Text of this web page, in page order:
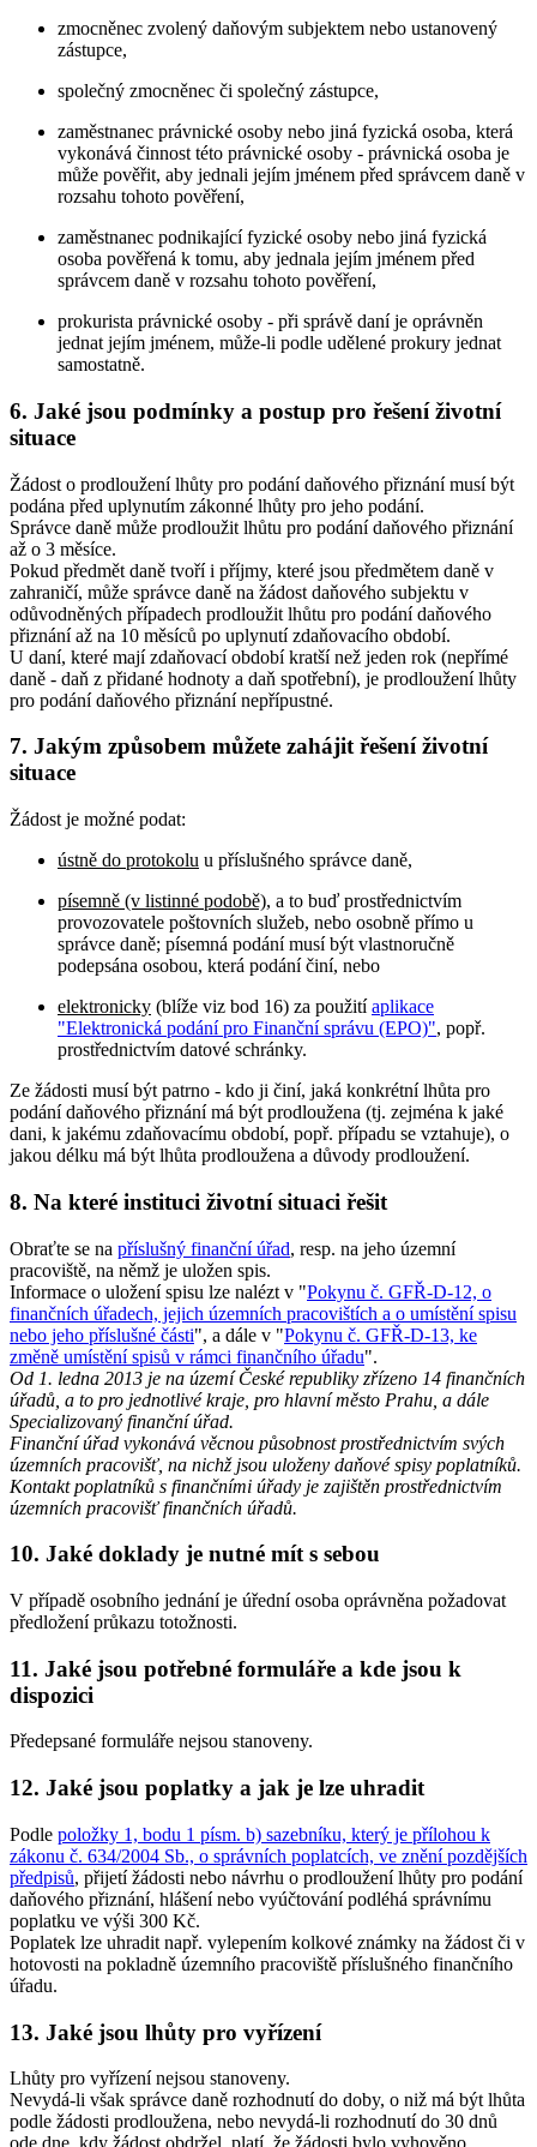
zmocněnec zvolený daňovým subjektem nebo ustanovený
zástupce,
společný zmocněnec či společný zástupce,
zaměstnanec právnické osoby nebo jiná fyzická osoba, která
vykonává činnost této právnické osoby - právnická osoba je
může pověřit, aby jednali jejím jménem před správcem daně v
rozsahu tohoto pověření,
zaměstnanec podnikající fyzické osoby nebo jiná fyzická
osoba pověřená k tomu, aby jednala jejím jménem před
správcem daně v rozsahu tohoto pověření,
prokurista právnické osoby - při správě daní je oprávněn
jednat jejím jménem, může-li podle udělené prokury jednat
samostatně.
6. Jaké jsou podmínky a postup pro řešení životní
situace
Žádost o prodloužení lhůty pro podání daňového přiznání musí být
podána před uplynutím zákonné lhůty pro jeho podání.
Správce daně může prodloužit lhůtu pro podání daňového přiznání
až o 3 měsíce.
Pokud předmět daně tvoří i příjmy, které jsou předmětem daně v
zahraničí, může správce daně na žádost daňového subjektu v
odůvodněných případech prodloužit lhůtu pro podání daňového
přiznání až na 10 měsíců po uplynutí zdaňovacího období.
U daní, které mají zdaňovací období kratší než jeden rok (nepřímé
daně - daň z přidané hodnoty a daň spotřební), je prodloužení lhůty
pro podání daňového přiznání nepřípustné.
7. Jakým způsobem můžete zahájit řešení životní
situace
Žádost je možné podat:
ústně do protokolu u příslušného správce daně,
písemně (v listinné podobě), a to buď prostřednictvím
provozovatele poštovních služeb, nebo osobně přímo u
správce daně; písemná podání musí být vlastnoručně
podepsána osobou, která podání činí, nebo
elektronicky (blíže viz bod 16) za použitíaplikace
"Elektronická podání pro Finanční správu (EPO)", popř.
prostřednictvím datové schránky.
Ze žádosti musí být patrno - kdo ji činí, jaká konkrétní lhůta pro
podání daňového přiznání má být prodloužena (tj. zejména k jaké
dani, k jakému zdaňovacímu období, popř. případu se vztahuje), o
jakou délku má být lhůta prodloužena a důvody prodloužení.
8. Na které instituci životní situaci řešit
Obraťte se na příslušný finanční úřad, resp. na jeho územní
pracoviště, na němž je uložen spis.
Informace o uložení spisu lze nalézt v "Pokynu č. GFŘ-D-12, o
finančních úřadech, jejich územních pracovištích a o umístění spisu
nebo jeho příslušné části", a dále v "Pokynu č. GFŘ-D-13, ke
změně umístění spisů v rámci finančního úřadu".
Od 1. ledna 2013 je na území České republiky zřízeno 14 finančních
úřadů, a to pro jednotlivé kraje, pro hlavní město Prahu, a dále
Specializovaný finanční úřad.
Finanční úřad vykonává věcnou působnost prostřednictvím svých
územních pracovišť, na nichž jsou uloženy daňové spisy poplatníků.
Kontakt poplatníků s finančními úřady je zajištěn prostřednictvím
územních pracovišť finančních úřadů.
10. Jaké doklady je nutné mít s sebou
V případě osobního jednání je úřední osoba oprávněna požadovat
předložení průkazu totožnosti.
11. Jaké jsou potřebné formuláře a kde jsou k
dispozici
Předepsané formuláře nejsou stanoveny.
12. Jaké jsou poplatky a jak je lze uhradit
Podle položky 1, bodu 1 písm. b) sazebníku, který je přílohou k
zákonu č. 634/2004 Sb., o správních poplatcích, ve znění pozdějších
předpisů, přijetí žádosti nebo návrhu o prodloužení lhůty pro podání
daňového přiznání, hlášení nebo vyúčtování podléhá správnímu
poplatku ve výši 300 Kč.
Poplatek lze uhradit např. vylepením kolkové známky na žádost či v
hotovosti na pokladně územního pracoviště příslušného finančního
úřadu.
13. Jaké jsou lhůty pro vyřízení
Lhůty pro vyřízení nejsou stanoveny.
Nevydá-li však správce daně rozhodnutí do doby, o niž má být lhůta
podle žádosti prodloužena, nebo nevydá-li rozhodnutí do 30 dnů